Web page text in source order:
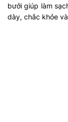
bưởi giúp làm
dày, chắc khỏe